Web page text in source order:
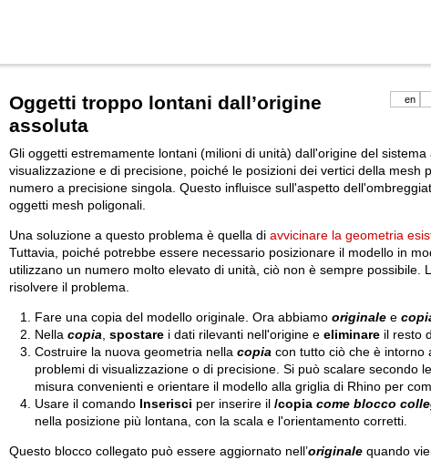
en
Oggetti troppo lontani dall’origine
assoluta
Gli oggetti estremamente lontani (milioni di unità) dall'origine del
visualizzazione e di precisione, poiché le posizioni dei vertici della mesh
numero a precisione singola. Questo influisce sull'aspetto
oggetti mesh poligonali.
Una soluzione a questo problema è quella di avvicinare la geometria
Tuttavia, poiché potrebbe essere necessario posizionare il modello in
utilizzano un numero molto elevato di unità, ciò non è sempre possibile.
risolvere il problema.
Fare una copia del modello originale. Ora abbiamo originale e
Nella copia spostare i dati rilevanti nell'origine e eliminare il resto
Costruire la nuova geometria nella copia con tutto ciò che è intorno
problemi di visualizzazione o di precisione. Si può scalare secondo
misura convenienti e orientare il modello alla griglia di Rhino per
Usare il comando Inserisci per inserire il /copia come blocco
nella posizione più lontana, con la scala e l'orientamento corretti.
Questo blocco collegato può essere aggiornato nell’originale quando